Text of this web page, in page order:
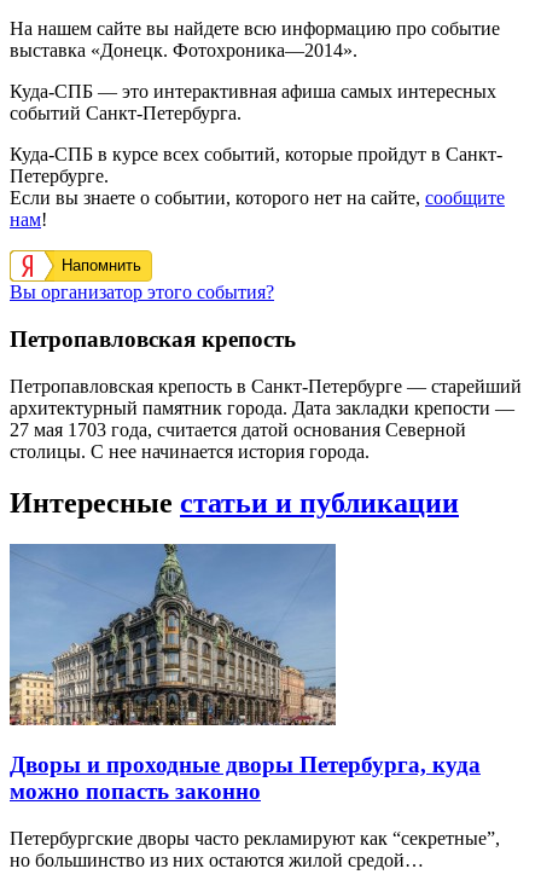
На нашем сайте вы найдете всю информацию про событие
выставка «Донецк. Фотохроника—2014».
Куда-СПБ — это интерактивная афиша самых интересных
событий Санкт-Петербурга.
Куда-СПБ в курсе всех событий, которые пройдут в Санкт-
Петербурге.
Если вы знаете о событии, которого нет на сайте, сообщите
нам!
Напомнить
Вы организатор этого события?
Петропавловская крепость
Петропавловская крепость в Санкт-Петербурге — старейший
архитектурный памятник города. Дата закладки крепости —
27 мая 1703 года, считается датой основания Северной
столицы. С нее начинается история города.
Интересные статьи и публикации
Дворы и проходные дворы Петербурга, куда
можно попасть законно
Петербургские дворы часто рекламируют как “секретные”,
но большинство из них остаются жилой средой…